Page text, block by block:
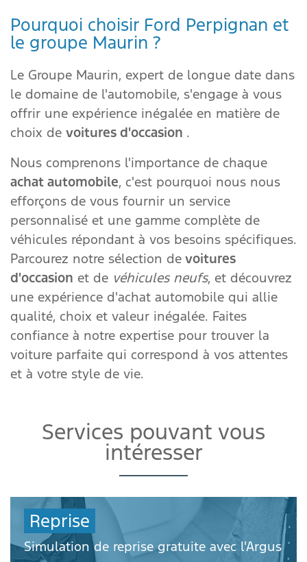
Pourquoi choisir Ford Perpignan et
le groupe Maurin ?
Le Groupe Maurin, expert de longue date dans
le domaine de l'automobile, s'engage à vous
offrir une expérience inégalée en matière de
choix de voitures d'occasion .
Nous comprenons l'importance de chaque
achat automobile, c'est pourquoi nous nous
efforçons de vous fournir un service
personnalisé et une gamme complète de
véhicules répondant à vos besoins spécifiques.
Parcourez notre sélection de voitures
d'occasion et de véhicules neufs, et découvrez
une expérience d'achat automobile qui allie
qualité, choix et valeur inégalée. Faites
confiance à notre expertise pour trouver la
voiture parfaite qui correspond à vos attentes
et à votre style de vie.
Services pouvant vous
intéresser
Reprise
Simulation de reprise gratuite avec l'Argus